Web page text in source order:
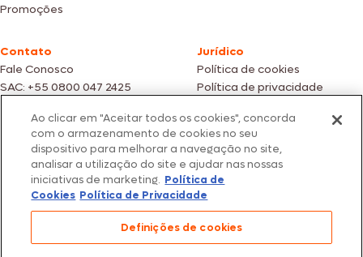
Promoções
Contato
Fale Conosco
SAC: +55 0800 047 2425
Jurídico
Política de cookies
Política de privacidade
Fotos meramente ilustrativas | Ofertas válidas enquanto durarem os
estoques dos nossos parceiros | Vendas sujeitas a análise e confirmação
de dados.
Os preços, promoções e condições de pagamento são válidos
exclusivamente para compras efetuadas em nossos parceiros.
Todos os produtos estão sujeitos a disponibilidade de estoque.
São Paulo/SP – CEP 05.118-100
© 2026 Seara. Todos os direitos reservados
Ao clicar em "Aceitar todos os cookies", concorda
com o armazenamento de cookies no seu
dispositivo para melhorar a navegação no site,
analisar a utilização do site e ajudar nas nossas
iniciativas de marketing. Política de
Cookies Política de Privacidade
Definições de cookies